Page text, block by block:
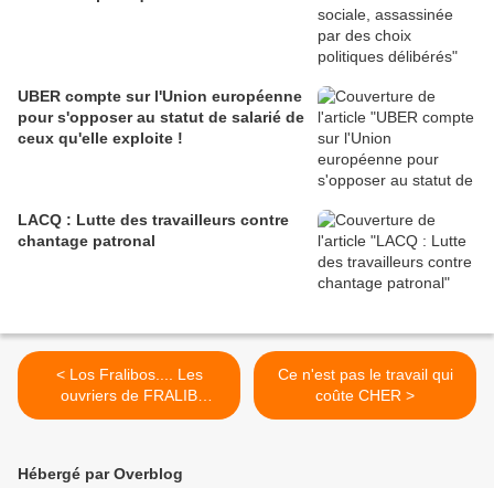
UBER compte sur l'Union européenne
pour s'opposer au statut de salarié de
ceux qu'elle exploite !
LACQ : Lutte des travailleurs contre
chantage patronal
< Los Fralibos.... Les
ouvriers de FRALIB
chantent leur lutte
Ce n'est pas le travail qui
coûte CHER >
Hébergé par Overblog